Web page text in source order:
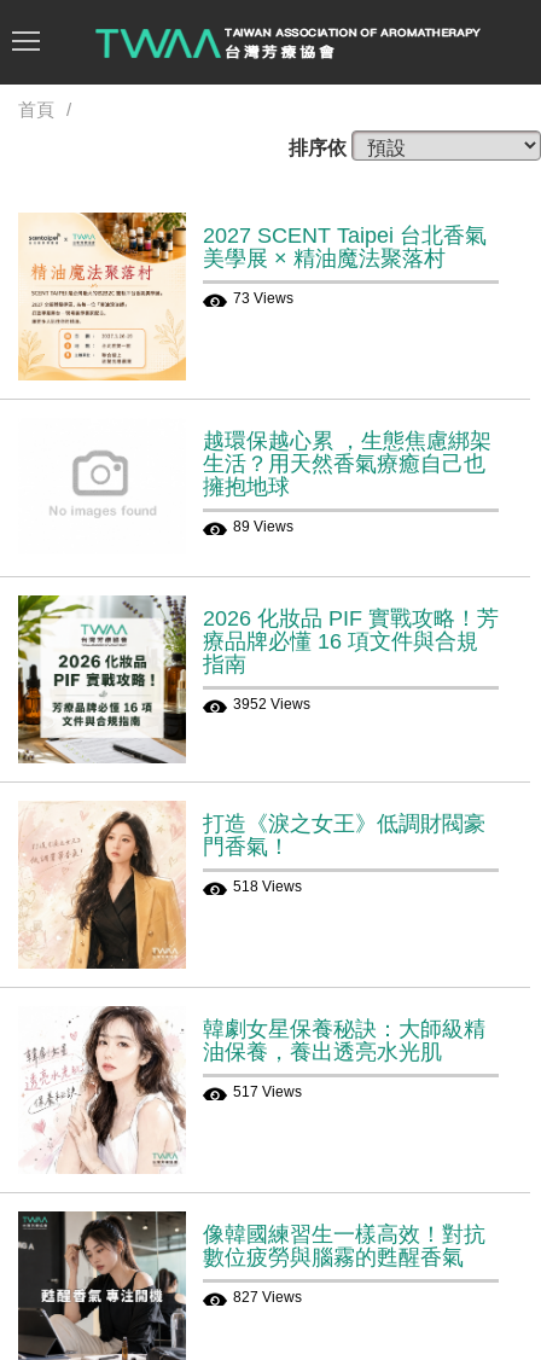
首頁
排序依
2027 SCENT Taipei 台北香氣
美學展 × 精油魔法聚落村
73 Views
越環保越心累 ，生態焦慮綁架
生活？用天然香氣療癒自己也
擁抱地球
89 Views
2026 化妝品 PIF 實戰攻略！芳
療品牌必懂 16 項文件與合規
指南
3952 Views
打造《淚之女王》低調財閥豪
門香氣！
518 Views
韓劇女星保養秘訣：大師級精
油保養，養出透亮水光肌
517 Views
像韓國練習生一樣高效！對抗
數位疲勞與腦霧的甦醒香氣
827 Views